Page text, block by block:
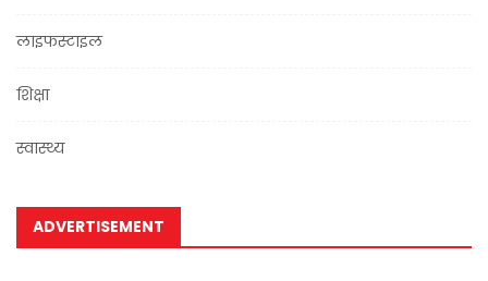
लाइफस्टाइल
शिक्षा
स्वास्थ्य
ADVERTISEMENT